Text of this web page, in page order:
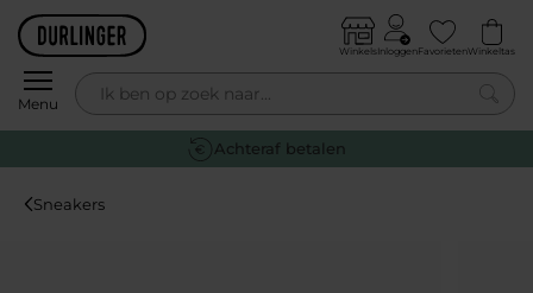
Skip to content
Menu
WinkelsInloggenFavorietenWinkeltas
0
Gratis retourneren
Sneakers